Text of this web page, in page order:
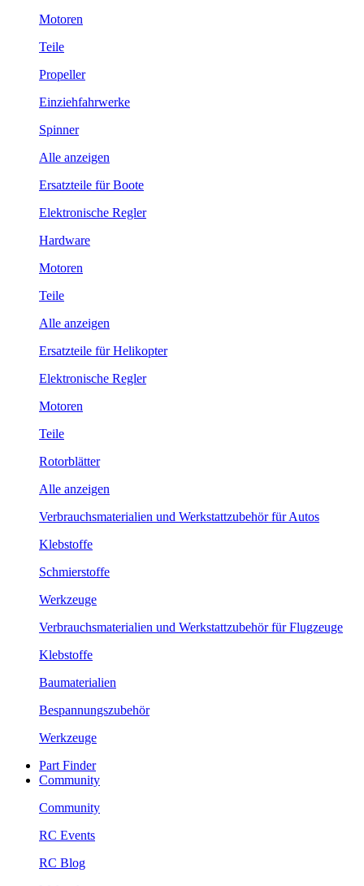
Motoren
Teile
Propeller
Einziehfahrwerke
Spinner
Alle anzeigen
Ersatzteile für Boote
Elektronische Regler
Hardware
Motoren
Teile
Alle anzeigen
Ersatzteile für Helikopter
Elektronische Regler
Motoren
Teile
Rotorblätter
Alle anzeigen
Verbrauchsmaterialien und Werkstattzubehör für Autos
Klebstoffe
Schmierstoffe
Werkzeuge
Verbrauchsmaterialien und Werkstattzubehör für Flugzeuge
Klebstoffe
Baumaterialien
Bespannungszubehör
Werkzeuge
Part Finder
Community
Community
RC Events
RC Blog